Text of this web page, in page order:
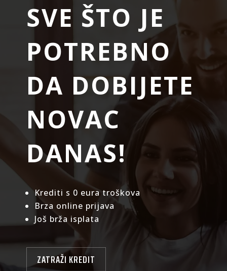
SVE ŠTO JE
POTREBNO
DA DOBIJETE
NOVAC
DANAS!
Krediti s 0 eura troškova
Brza online prijava
Još brža isplata
ZATRAŽI KREDIT